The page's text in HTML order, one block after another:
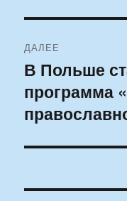
ДАЛЕЕ
Следующая
запись:
В Польше
программа